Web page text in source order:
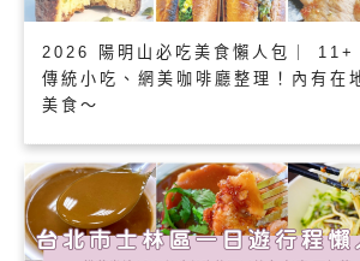
2026 陽明山必吃美食懶人包｜ 11+
傳統小吃、網美咖啡廳整理！內有在
美食～